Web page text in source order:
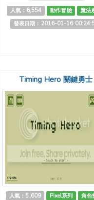
人氣：6,554 動作冒險
魔法
發表日期：2016-01-16
Timing Hero 關鍵勇士
人氣：5,609 Pixel系列
角色